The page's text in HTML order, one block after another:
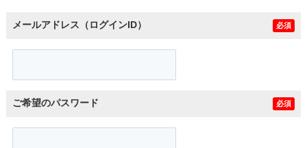
メールアドレス（ログインID） 必須
ご希望のパスワード 必須